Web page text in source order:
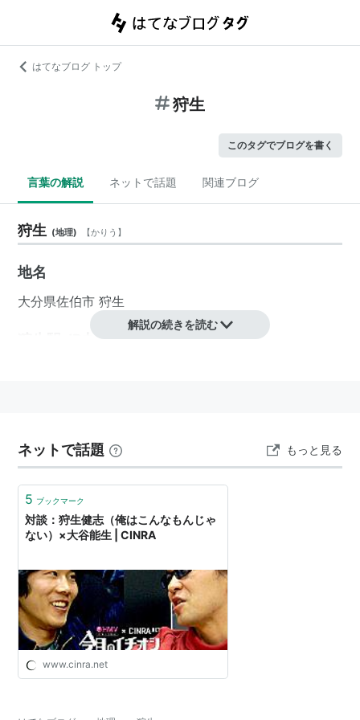
はてなブログ トップ
狩生
このタグでブログを書く
言葉の解説 ネットで話題 関連ブログ
狩生 (地理) 【かりう 】
地名
大分県佐伯市 狩生
狩生駅 JR九州（日豊本線）
解説の続きを読む
ネットで話題 もっと見る
5 ブックマーク
対談：狩生健志（俺はこんなもんじゃ
ない）×大谷能生 | CINRA
www.cinra.net